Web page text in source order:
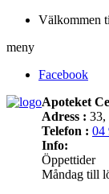
Välkommen
meny
Facebook
Apoteket
Adress : 33,
Telefon : 04
Info:
Öppettider
Måndag till